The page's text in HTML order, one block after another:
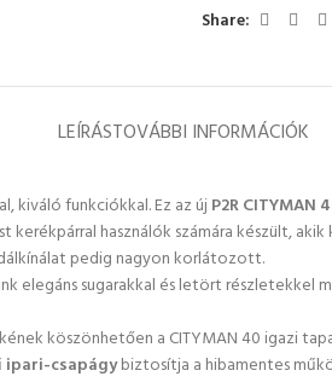
Share:
LEÍRÁSTOVÁBBI INFORMÁCIÓK
kiváló funkciókkal. Ez az újP2R CITYMAN
használók számára készült,
pedig nagyon korlátozott.
sugarakkal és letört részletekkel
köszönhetően a CITYMAN 40 igazi
ipari-csapágybiztosítja a hibamentes